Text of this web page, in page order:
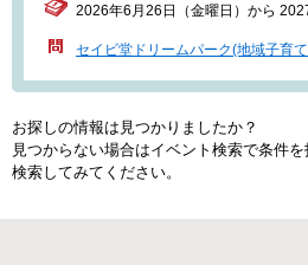
2026年6月26日（金曜日）から
セイビ堂ドリームパーク(地域子育
お探しの情報は見つかりましたか？
見つからない場合はイベント検索で条件を
検索してみてください。